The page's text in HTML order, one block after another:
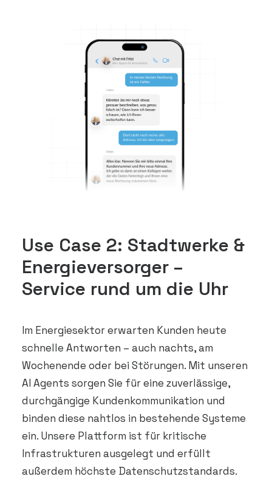
Use Case 2: Stadtwerke &
Energieversorger –
Service rund um die Uhr
Im Energiesektor erwarten Kunden heute
schnelle Antworten – auch nachts, am
Wochenende oder bei Störungen. Mit unseren
AI Agents sorgen Sie für eine zuverlässige,
durchgängige Kundenkommunikation und
binden diese nahtlos in bestehende Systeme
ein. Unsere Plattform ist für kritische
Infrastrukturen ausgelegt und erfüllt
außerdem höchste Datenschutzstandards.